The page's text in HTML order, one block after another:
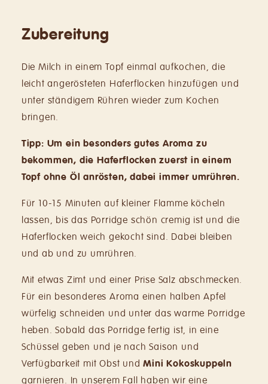
Zubereitung
Die Milch in einem Topf einmal aufkochen, die
leicht angerösteten Haferflocken hinzufügen und
unter ständigem Rühren wieder zum Kochen
bringen.
Tipp: Um ein besonders gutes Aroma zu
bekommen, die Haferflocken zuerst in einem
Topf ohne Öl anrösten, dabei immer umrühren.
Für 10-15 Minuten auf kleiner Flamme köcheln
lassen, bis das Porridge schön cremig ist und die
Haferflocken weich gekocht sind. Dabei bleiben
und ab und zu umrühren.
Mit etwas Zimt und einer Prise Salz abschme­cken.
Für ein besonderes Aroma einen halben Apfel
würfelig schneiden und unter das warme Porridge
heben. Sobald das Porridge fertig ist, in eine
Schüssel geben und je nach Saison und
Verfügbarkeit mit Obst undMini Kokoskuppeln
garnieren. In unserem Fall haben wir eine